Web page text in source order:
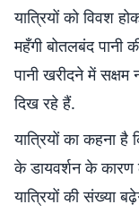
यात्रियों को विवश
महँगी बोतलबंद पानी
पानी खरीदने में सक्षम
दिख रहे हैं.
यात्रियों का कहना
के डायवर्शन के कारण
यात्रियों की संख्या